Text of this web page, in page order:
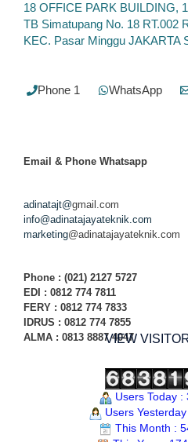
18 OFFICE PARK BUILDING,
TB Simatupang No. 18 RT.002
KEC. Pasar Minggu JAKARTA
Phone 1 WhatsApp
Email & Phone Whatsapp
adinatajt@gmail.com
info@adinatajayateknik.com
marketing@adinatajayateknik.com
Phone : (021) 2127 5727
EDI : 0812 774 7811
FERY : 0812 774 7833
IDRUS : 0812 774 7855
ALMA : 0813 8887 4047
VIEW
Users Today :
Users
This Month :